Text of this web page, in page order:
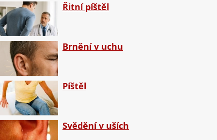
Řitní píštěl
Brnění v uchu
Píštěl
Svědění v uších